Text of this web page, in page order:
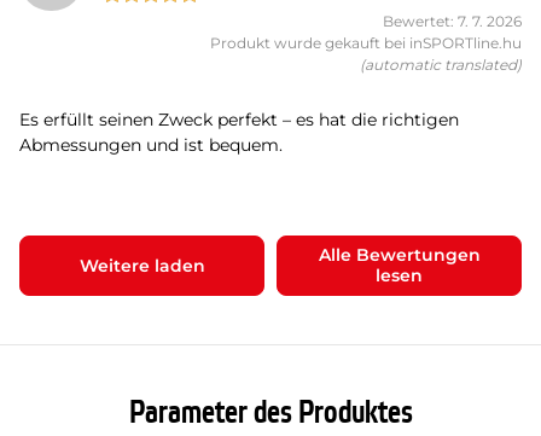
Bewertet: 7. 7. 2026
Produkt wurde gekauft bei inSPORTline.hu
(automatic translated)
Es erfüllt seinen Zweck perfekt – es hat die richtigen
Abmessungen und ist bequem.
Weitere laden
Alle Bewertungen
lesen
Parameter des Produktes